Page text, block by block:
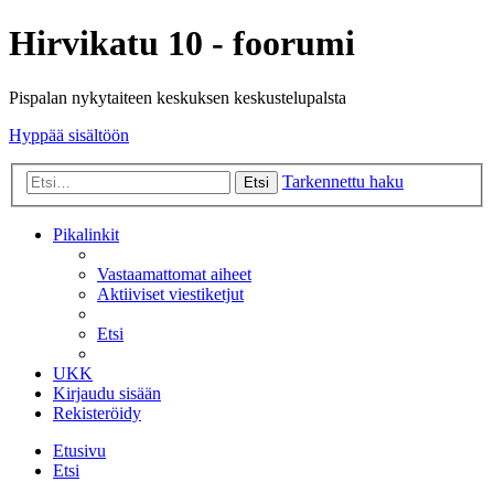
Hirvikatu 10 - foorumi
Pispalan nykytaiteen keskuksen keskustelupalsta
Hyppää sisältöön
Etsi Tarkennettu haku
Pikalinkit
Vastaamattomat aiheet
Aktiiviset viestiketjut
Etsi
UKK
Kirjaudu sisään
Rekisteröidy
Etusivu
Etsi